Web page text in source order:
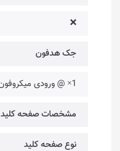
❌
جک هدفون
1× @ ورودی میکروفون/خروجی هدفون
مشخصات صفحه کلید
نوع صفحه کلید